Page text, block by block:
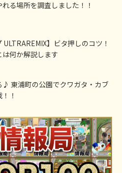
る場所を調査しました！！
ULTRAREMIX】ビタ押しのコツ！
何か解説します
♪ 東浦町の公園でクワガタ・カブ
！